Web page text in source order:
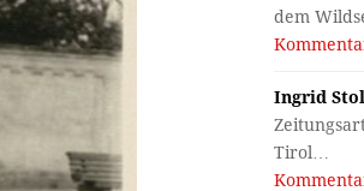
dem
Ingrid
Tirol…